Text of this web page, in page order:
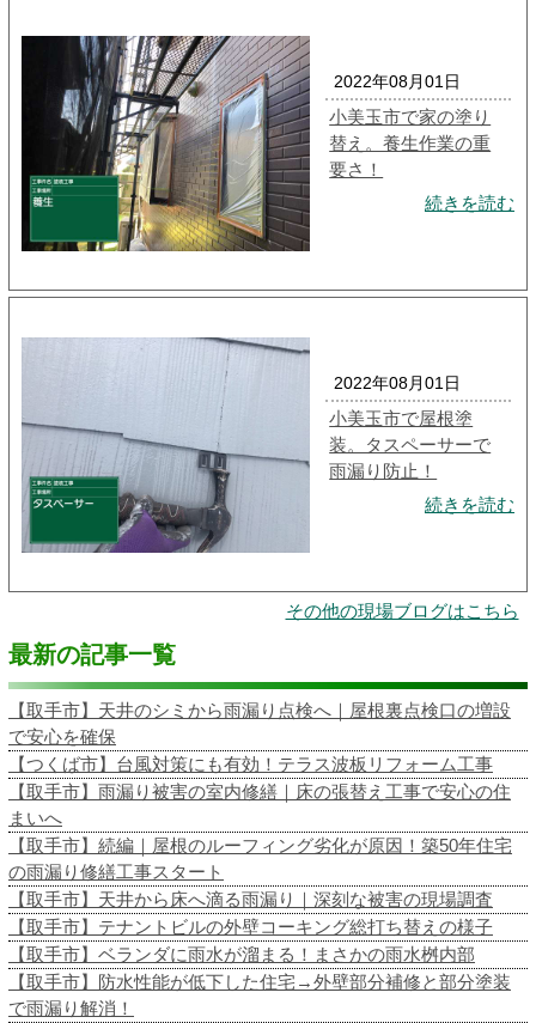
2022年08月01日
小美玉市で家の塗り
替え。養生作業の重
要さ！
続きを読む
2022年08月01日
小美玉市で屋根塗
装。タスペーサーで
雨漏り防止！
続きを読む
その他の現場ブログはこちら
最新の記事一覧
【取手市】天井のシミから雨漏り点検へ｜屋根裏点検口の増設
で安心を確保
【つくば市】台風対策にも有効！テラス波板リフォーム工事
【取手市】雨漏り被害の室内修繕｜床の張替え工事で安心の住
まいへ
【取手市】続編｜屋根のルーフィング劣化が原因！築50年住宅
の雨漏り修繕工事スタート
【取手市】天井から床へ滴る雨漏り｜深刻な被害の現場調査
【取手市】テナントビルの外壁コーキング総打ち替えの様子
【取手市】ベランダに雨水が溜まる！まさかの雨水桝内部
【取手市】防水性能が低下した住宅→外壁部分補修と部分塗装
で雨漏り解消！